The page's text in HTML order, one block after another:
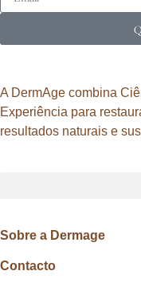
A DermAge combina
Experiência para
resultados naturais e
Sobre a Dermage
Contacto